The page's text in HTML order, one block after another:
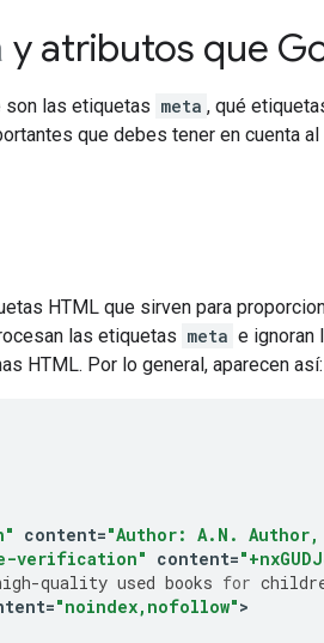
y atributos que
son las etiquetas meta , qué
que debes tener en cuenta
HTML que sirven para
las etiquetas meta e ignoran
HTML. Por lo general, aparecen así:
content="Author: A.N.
verification" content=
-quality used books for
="noindex,nofollow">